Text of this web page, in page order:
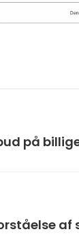
på
af